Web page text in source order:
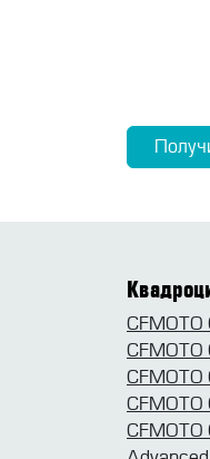
CFMOTO
CFMOTO
CFMOTO
CFMOTO
CFMOTO